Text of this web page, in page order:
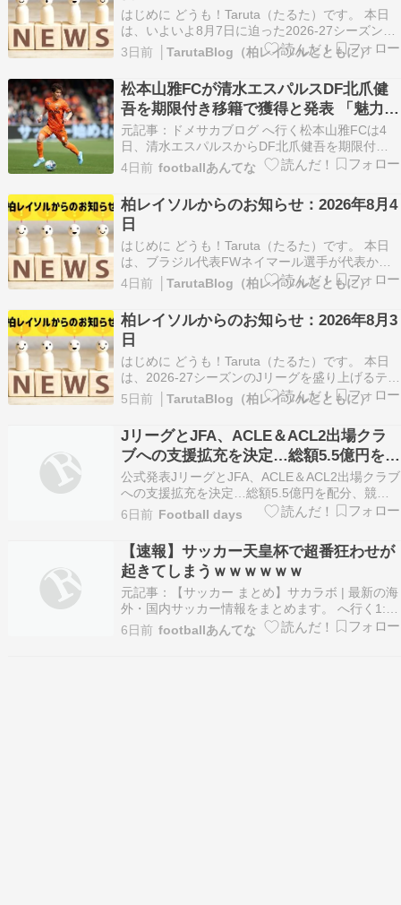
はじめに どうも！Taruta（たるた）です。 本日
は、いよいよ8月7日に迫った2026-27シーズンの
Jリーグ開幕に関するニュースを取り上げまし
た。 「秋春制」への移行は歴史の転換点 Jリーグ
7日開幕、欧州移籍加速でリーグ空洞化…
https://news.yahoo.co.j…
3日前 │TarutaBlog（柏レイソルとともに）
松本山雅FCが清水エスパルスDF北爪健
吾を期限付き移籍で獲得と発表 「魅力あ
るクラブから必要としていただいたこと
を光栄に思います」
元記事：ドメサカブログ へ行く松本山雅FCは4
日、清水エスパルスからDF北爪健吾を期限付き
移籍で獲得したことを発表しました。 北爪選手は
2023年に柏レイソルから清水エスパルスに移籍加
入。以降3年間で公式戦92試合に出場し主力とし
て活躍し、百年構想リ […] The post 松…
4日前 footballあんてな
柏レイソルからのお知らせ：2026年8月4
日
はじめに どうも！Taruta（たるた）です。 本日
は、ブラジル代表FWネイマール選手が代表から
の引退を表明したというニュースを取り上げまし
た。 ネイマールが今後のキャリアについて言及
現役続行も引退も「本当にまだ何も決め…
https://news.yahoo.co.jp/ar…
4日前 │TarutaBlog（柏レイソルとともに）
柏レイソルからのお知らせ：2026年8月3
日
はじめに どうも！Taruta（たるた）です。 本日
は、2026-27シーズンのJリーグを盛り上げるテー
マソングに、Travis Japanの『On My Road』が
決定したというニュースを取り上げました。
Travis Japanの『On My Road』がJリーグを盛り
上げ…
5日前 │TarutaBlog（柏レイソルとともに）
JリーグとJFA、ACLE＆ACL2出場クラ
ブへの支援拡充を決定…総額5.5億円を配
分、競技面や運営面でのサポートも
公式発表JリーグとJFA、ACLE＆ACL2出場クラブ
への支援拡充を決定…総額5.5億円を配分、競技
面や運営面でのサポートも
https://t.co/aPUrKOuDDK 編集部より「今季の
ACLEとACL2には、鹿島アントラーズ、柏レイソ
ル、京都サンガF.C.、ヴィッセル神戸…
6日前 Football days
【速報】サッカー天皇杯で超番狂わせが
起きてしまうｗｗｗｗｗｗ
元記事：【サッカー まとめ】サカラボ | 最新の海
外・国内サッカー情報をまとめます。 へ行く1:
征夷大将軍 ★ 2026/08/02(日) 13:11:12.40
ID:gJpAiB979 専修大学が天皇杯本戦出場を決め
6日前 footballあんてな